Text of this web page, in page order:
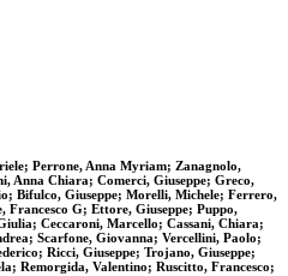
Perrone, Anna Myriam; Zanagnolo,
Anna Chiara; Comerci, Giuseppe; Greco,
Bifulco, Giuseppe; Morelli, Michele; Ferrero,
G; Ettore, Giuseppe; Puppo,
Ceccaroni, Marcello; Cassani, Chiara;
Scarfone, Giovanna; Vercellini, Paolo;
Ricci, Giuseppe; Trojano, Giuseppe;
Remorgida, Valentino; Ruscitto, Francesco;